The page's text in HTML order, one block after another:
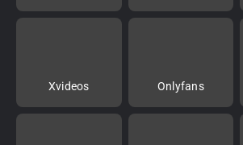
Xvideos Onlyfans